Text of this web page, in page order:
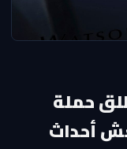
يطلق حملة
أحداث